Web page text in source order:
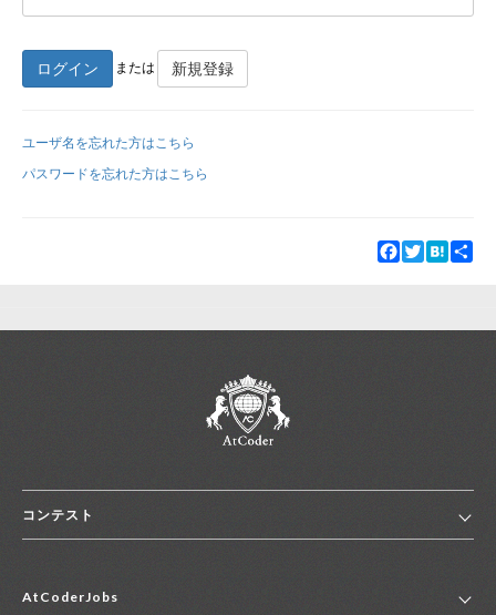
新規登録
ログイン または 新規登録
ユーザ名を忘れた方はこちら
パスワードを忘れた方はこちら
Facebook
TwitterHatena
コンテスト
コンテスト一覧
AtCoderJobs